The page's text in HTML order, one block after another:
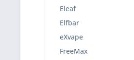
Eleaf
Elfbar
eXvape
FreeMax